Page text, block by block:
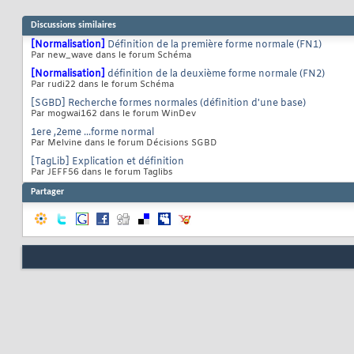
Discussions similaires
[Normalisation] Définition de la première forme normale (FN1)
Par new_wave dans le forum Schéma
[Normalisation] définition de la deuxième forme normale (FN2)
Par rudi22 dans le forum Schéma
[SGBD] Recherche formes normales (définition d'une base)
Par mogwai162 dans le forum WinDev
1ere ,2eme ...forme normal
Par Melvine dans le forum Décisions SGBD
[TagLib] Explication et définition
Par JEFF56 dans le forum Taglibs
Partager